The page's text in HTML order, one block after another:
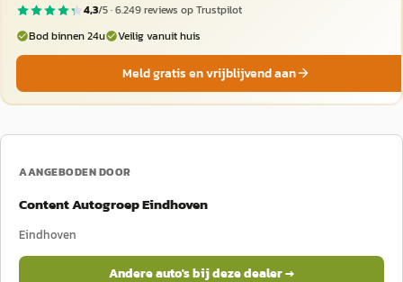
4,3/5 ·6.249reviews op Trustpilot
Bod binnen 24u
Veilig vanuit huis
Meld gratis en vrijblijvend aan
AANGEBODEN DOOR
Content Autogroep Eindhoven
Eindhoven
Andere auto's bij deze dealer →